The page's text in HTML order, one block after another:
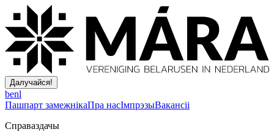
Далучайся!
benl
Пашпарт замежнікаПра насІмпрэзыВакансіі
Справаздачы